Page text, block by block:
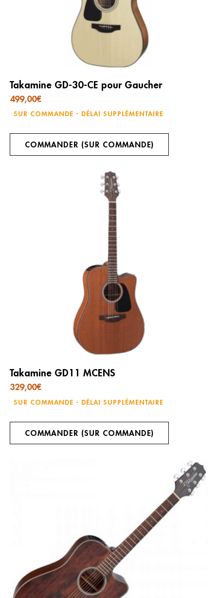
Takamine GD-30-CE pour Gaucher
499,00€
SUR COMMANDE - DÉLAI SUPPLÉMENTAIRE
COMMANDER (SUR COMMANDE)
Takamine GD11 MCENS
329,00€
SUR COMMANDE - DÉLAI SUPPLÉMENTAIRE
COMMANDER (SUR COMMANDE)